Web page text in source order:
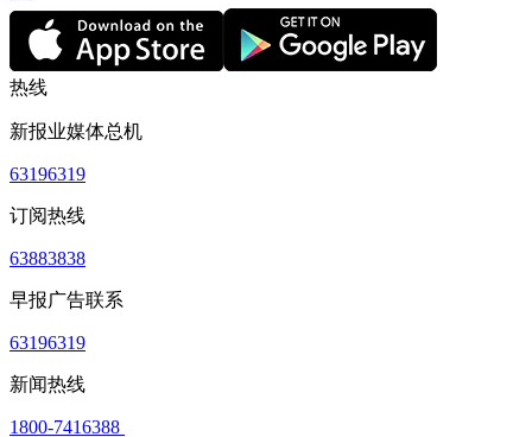
热线
新报业媒体总机
63196319
订阅热线
63883838
早报广告联系
63196319
新闻热线
1800-7416388